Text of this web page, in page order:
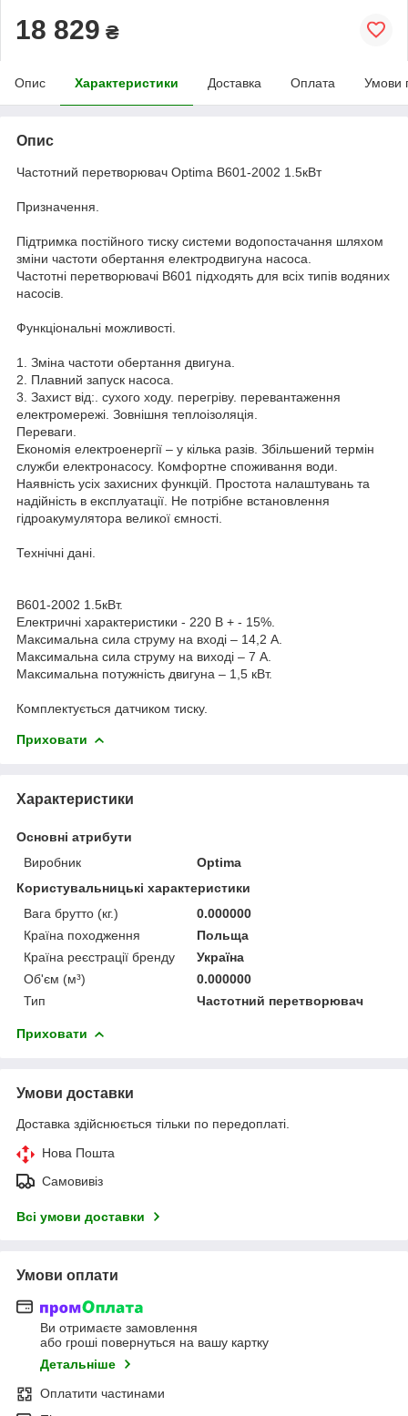
18 829 ₴
Опис Характеристики Доставка Оплата Умови
Опис
Частотний перетворювач Optima B601-2002 1.5кВт
Призначення.
Підтримка постійного тиску системи водопостачання шляхом
зміни частоти обертання електродвигуна насоса.
Частотні перетворювачі B601 підходять для всіх типів водяних
насосів.
Функціональні можливості.
1. Зміна частоти обертання двигуна.
2. Плавний запуск насоса.
3. Захист від:. сухого ходу. перегріву. перевантаження
електромережі. Зовнішня теплоізоляція.
Переваги.
Економія електроенергії – у кілька разів. Збільшений термін
служби електронасосу. Комфортне споживання води.
Наявність усіх захисних функцій. Простота налаштувань та
надійність в експлуатації. Не потрібне встановлення
гідроакумулятора великої ємності.
Технічні дані.
B601-2002 1.5кВт.
Електричні характеристики - 220 В + - 15%.
Максимальна сила струму на вході – 14,2 A.
Максимальна сила струму на виході – 7 A.
Максимальна потужність двигуна – 1,5 кВт.
Комплектується датчиком тиску.
Приховати
Характеристики
Основні атрибути
Виробник
Optima
Користувальницькі характеристики
Вага брутто (кг.)
0.000000
Країна походження
Польща
Країна реєстрації бренду
Україна
Об'єм (м³)
0.000000
Тип
Частотний перетворювач
Приховати
Умови доставки
Доставка здійснюється тільки по передоплаті.
Нова Пошта
Самовивіз
Всі умови доставки
Умови оплати
Ви отримаєте замовлення
або гроші повернуться на вашу картку
Детальніше
Оплатити частинами